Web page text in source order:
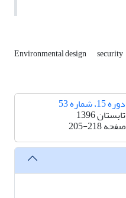
Environmental design security
دوره 15، شماره 53
تابستان 1396
صفحه205-218